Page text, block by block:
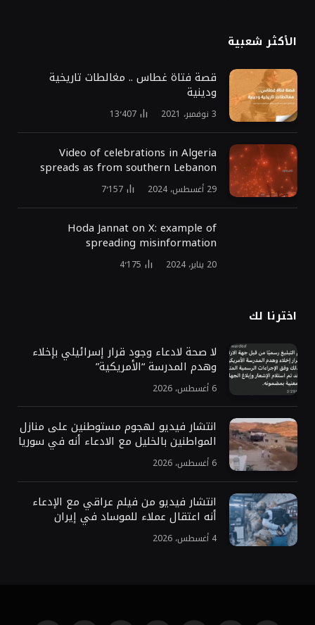
الأكثر شعبية
قصة فتاة غطاس .. مغالطات تاريخية
ودينية
3 نوفمبر، 2021 13٬407
Video of celebrations in Algeria
spreads as from southern Lebanon
29 أغسطس، 2024 7٬157
Hoda Jannat on X: example of
spreading misinformation
20 يناير، 2024 4٬175
اخترنا لك
لا صحة لادعاء وجود قرار إسرائيلي بإخلاء
وهدم المدرسة “الأمريكية”
6 أغسطس، 2026
انتشار فيديو لهجوم مستوطنين على منازل
المواطنين بالخليل مع الادعاء أنه في سوريا
6 أغسطس، 2026
انتشار فيديو من فيلم عراقي مع الإدعاء
أنه اعتقال عملاء للموساد في إيران
4 أغسطس، 2026